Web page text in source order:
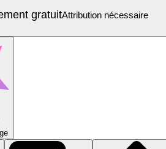
gratuitAttribution nécessaire